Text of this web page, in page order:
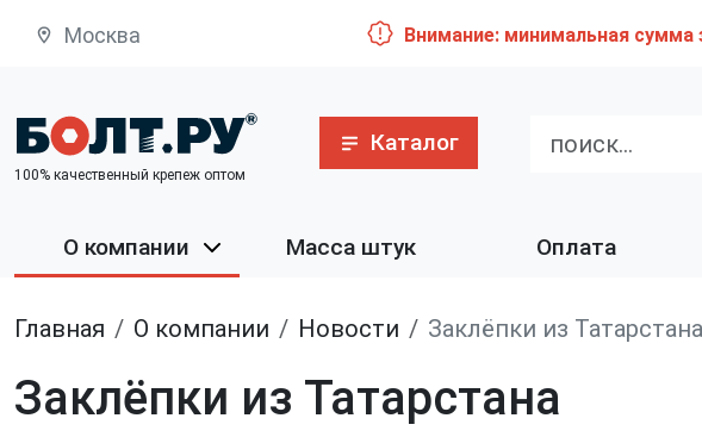
Москва Внимание: минимальная сумма
100% качественный крепеж оптом
Каталог
О компании Масса штук Оплата
Главная О компании Новости Заклёпки из Татарстана
Заклёпки из Татарстана